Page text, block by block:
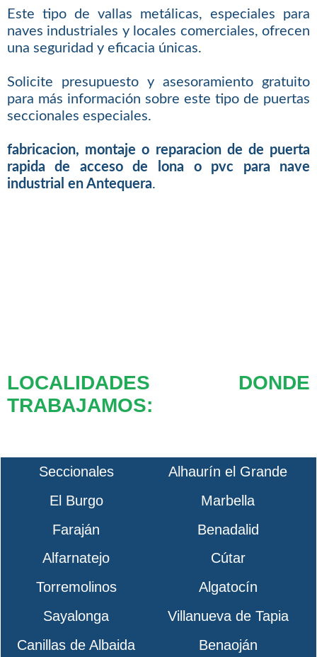
Este tipo de vallas metálicas, especiales para
naves industriales y locales comerciales, ofrecen
una seguridad y eficacia únicas.
Solicite presupuesto y asesoramiento gratuito
para más información sobre este tipo de puertas
seccionales especiales.
fabricacion, montaje o reparacion de de puerta
rapida de acceso de lona o pvc para nave
industrial en Antequera.
LOCALIDADES DONDE
TRABAJAMOS:
Seccionales
Alhaurín el Grande
El Burgo
Marbella
Faraján
Benadalid
Alfarnatejo
Cútar
Torremolinos
Algatocín
Sayalonga
Villanueva de Tapia
Canillas de Albaida
Benaoján